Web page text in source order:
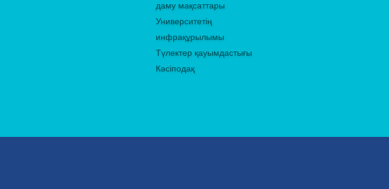
даму мақсаттары
Университетің
инфрақұрылымы
Түлектер қауымдастығы
Кәсіподақ